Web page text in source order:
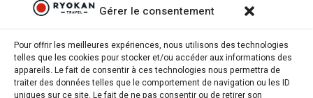
Gérer le consentement
Pour offrir les meilleures expériences, nous utilisons des technologies
telles que les cookies pour stocker et/ou accéder aux informations des
appareils. Le fait de consentir à ces technologies nous permettra de
traiter des données telles que le comportement de navigation ou les ID
uniques sur ce site. Le fait de ne pas consentir ou de retirer son
Rapport qualité/prix